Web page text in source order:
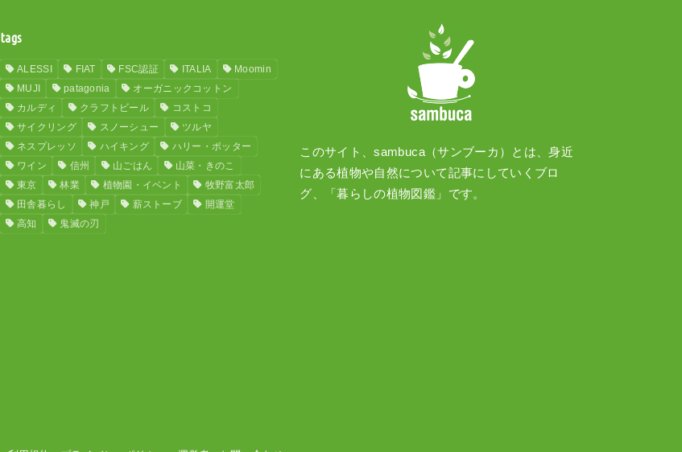
tags
ALESSI FIAT FSC認証 ITALIA
Moomin
MUJI
patagonia
オーガニックコットン
カルディ
クラフトビール
コストコ
サイクリング
スノーシュー
ツルヤ
ネスプレッソ
ハイキング
ハリー・ポッター
ワイン
信州 山ごはん
山菜・きのこ
東京
林業 植物園・イベント
牧野富太郎
田舎暮らし
神戸 薪ストーブ
開運堂
高知
鬼滅の刃
このサイト、sambuca（サンブーカ）とは、身近
にある植物や自然について記事にしていくブロ
グ、「暮らしの植物図鑑」です。